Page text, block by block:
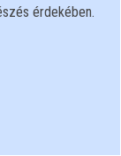
érdekében.